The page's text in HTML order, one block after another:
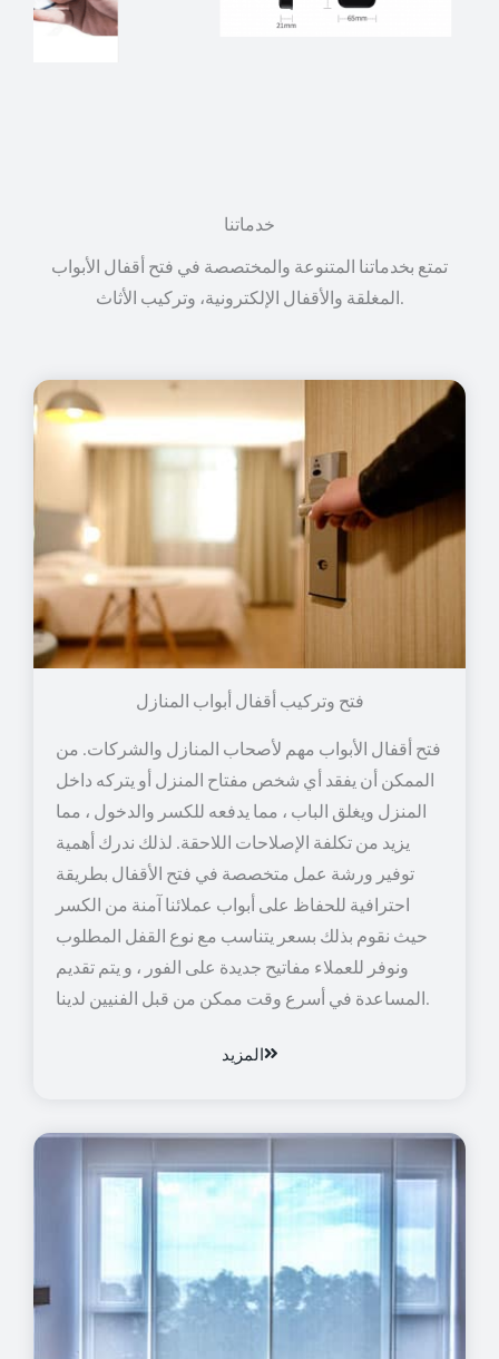
خدماتنا
تمتع بخدماتنا المتنوعة والمختصصة في فتح أقفال الأبواب
فتح وتركيب أقفال أبواب المنازل
فتح أقفال الأبواب مهم لأصحاب المنازل والشركات. من
الممكن أن يفقد أي شخص مفتاح المنزل أو يتركه داخل
المنزل ويغلق الباب ، مما يدفعه للكسر والدخول ، مما
يزيد من تكلفة الإصلاحات اللاحقة. لذلك ندرك أهمية
توفير ورشة عمل متخصصة في فتح الأقفال بطريقة
احترافية للحفاظ على أبواب عملائنا آمنة من الكسر
حيث نقوم بذلك بسعر يتناسب مع نوع القفل المطلوب
ونوفر للعملاء مفاتيح جديدة على الفور ، و يتم تقديم
المساعدة في أسرع وقت ممكن من قبل الفنيين لدينا.
المزيد